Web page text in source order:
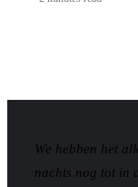
We hebben het
nachts nog tot in